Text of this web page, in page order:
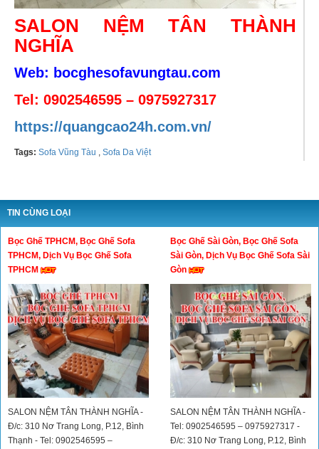
SALON NỆM TÂN THÀNH
NGHĨA
Web: bocghesofavungtau.com
Tel: 0902546595 – 0975927317
https://quangcao24h.com.vn/
Tags: Sofa Vũng Tàu , Sofa Da Việt
TIN CÙNG LOẠI
Bọc Ghế TPHCM, Bọc Ghế Sofa
TPHCM, Dịch Vụ Bọc Ghế Sofa
TPHCM
SALON NỆM TÂN THÀNH NGHĨA -
Đ/c: 310 Nơ Trang Long, P.12, Bình
Thạnh - Tel: 0902546595 –
Bọc Ghế Sài Gòn, Bọc Ghế Sofa
Sài Gòn, Dịch Vụ Bọc Ghế Sofa Sài
Gòn
SALON NỆM TÂN THÀNH NGHĨA -
Tel: 0902546595 – 0975927317 -
Đ/c: 310 Nơ Trang Long, P.12, Bình